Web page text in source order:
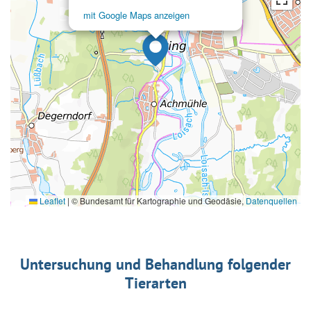
mit Google Maps anzeigen
Leaflet | © Bundesamt für Kartographie und Geodäsie, Datenquellen
Untersuchung und Behandlung folgender
Tierarten